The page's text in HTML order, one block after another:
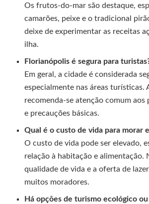
Os frutos-do-mar são destaque,
camarões, peixe e o tradicional
deixe de experimentar as receitas
ilha.
Florianópolis é segura para
Em geral, a cidade é considerada
especialmente nas áreas turísticas.
recomenda-se atenção comum aos
e precauções básicas.
Qual é o custo de vida para morar
O custo de vida pode ser elevado,
relação à habitação e alimentação.
qualidade de vida e a oferta de
muitos moradores.
Há opções de turismo ecológico